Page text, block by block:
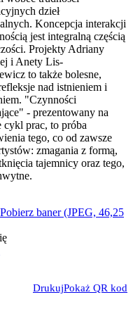
dzieł
Koncepcja interakcji
jest integralną częścią
Projekty Adriany
i Anety Lis-
to także bolesne,
nad istnieniem i
"Czynności
- prezentowany na
cykl prac, to próba
tego, co od zawsze
zmagania z formą,
tajemnicy oraz tego,
Pobierz baner (JPEG, 46,25
DrukujPokaż QR kod